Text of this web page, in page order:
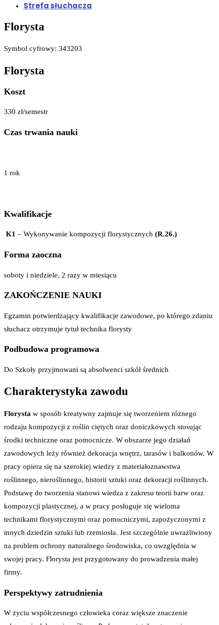
Strefa słuchacza
Florysta
Symbol cyfrowy: 343203
Florysta
Koszt
330 zł/semestr
Czas trwania nauki
1 rok
Kwalifikacje
K1 – Wykonywanie kompozycji florystycznych (R.26.)
Forma zaoczna
soboty i niedziele, 2 razy w miesiącu
ZAKOŃCZENIE NAUKI
Egzamin potwierdzający kwalifikacje zawodowe, po którego zdaniu
słuchacz otrzymuje tytuł technika florysty
Podbudowa programowa
Do Szkoły przyjmowani są absolwenci szkół średnich
Charakterystyka zawodu
Florysta w sposób kreatywny zajmuje się tworzeniem różnego
rodzaju kompozycji z roślin ciętych oraz doniczkowych stosując
środki techniczne oraz pomocnicze. W obszarze jego działań
zawodowych leży również dekoracja wnętrz, tarasów i balkonów. W
pracy opiera się na szerokiej wiedzy z materiałoznawstwa
roślinnego, nieroślinnego, historii sztuki oraz dekoracji roślinnych.
Podstawę do tworzenia stanowi wiedza z zakresu teorii barw oraz
kompozycji plastycznej, a w pracy posługuje się wieloma
technikami florystycznymi oraz pomocniczymi, zapożyczonymi z
innych dziedzin sztuki lub rzemiosła. Jest szczególnie uwrażliwiony
na problem ochrony naturalnego środowiska, co uwzględnia w
swojej pracy. Florysta jest przygotowany do prowadzenia małej
firmy.
Perspektywy zatrudnienia
W życiu współczesnego człowieka coraz większe znaczenie